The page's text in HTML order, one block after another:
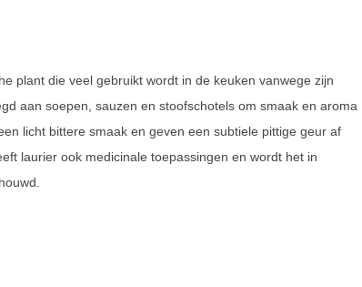
plant die veel gebruikt wordt in de keuken vanwege zijn
aan soepen, sauzen en stoofschotels om smaak en aroma
licht bittere smaak en geven een subtiele pittige geur af
laurier ook medicinale toepassingen en wordt het in